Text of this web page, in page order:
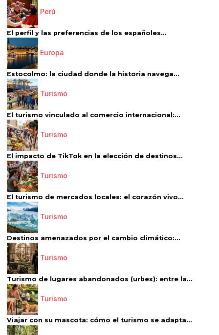
Perú
El perfil y las preferencias de los españoles...
Europa
Estocolmo: la ciudad donde la historia navega...
Turismo
El turismo vinculado al comercio internacional:...
Turismo
El impacto de TikTok en la elección de destinos...
Turismo
El turismo de mercados locales: el corazón vivo...
Turismo
Destinos amenazados por el cambio climático:...
Turismo
Turismo de lugares abandonados (urbex): entre la...
Turismo
Viajar con su mascota: cómo el turismo se adapta...